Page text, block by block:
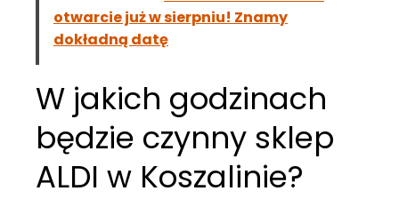
otwarcie już w sierpniu! Znamy
dokładną datę
W jakich godzinach
będzie czynny sklep
ALDI w Koszalinie?